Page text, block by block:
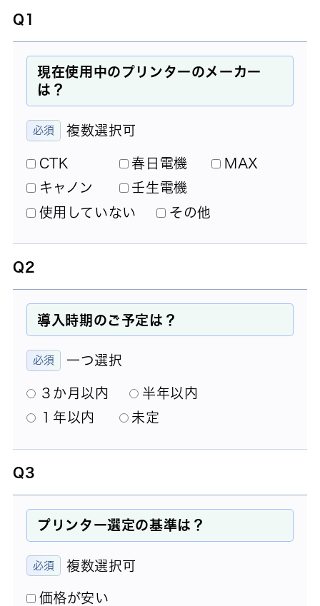
Q1
現在使用中のプリンターのメーカー
は？
複数選択可
CTK 春日電機
MAX
キャノン
壬生電機
使用していない
その他
Q2
導入時期のご予定は？
一つ選択
３か月以内
半年以内
１年以内
未定
Q3
プリンター選定の基準は？
複数選択可
価格が安い